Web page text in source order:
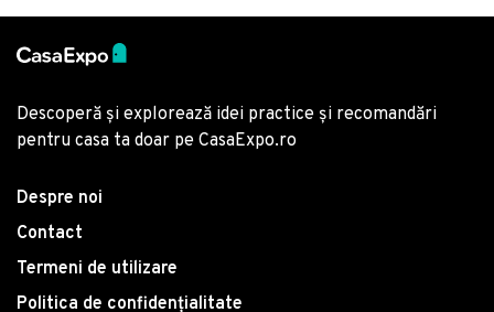
Descoperă și explorează idei practice și recomandări
pentru casa ta doar pe CasaExpo.ro
Despre noi
Contact
Termeni de utilizare
Politica de confidențialitate